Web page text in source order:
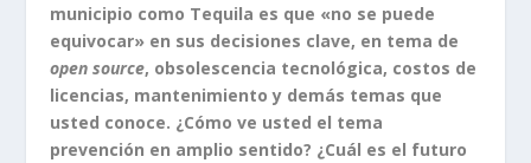
municipio como Tequila es que «no se puede
equivocar» en sus decisiones clave, en tema de
open source, obsolescencia tecnológica, costos de
licencias, mantenimiento y demás temas que
usted conoce. ¿Cómo ve usted el tema
prevención en amplio sentido? ¿Cuál es el futuro